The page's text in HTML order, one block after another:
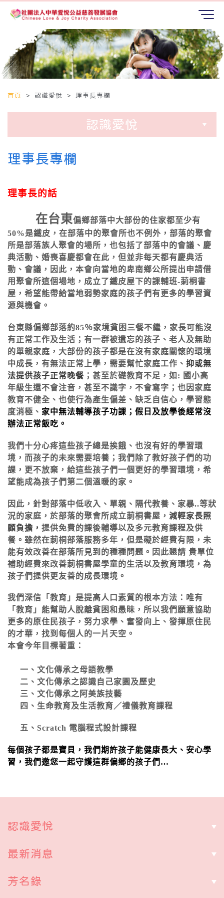
首頁 > 認識愛悅 > 理事長專欄
認識愛悅
理事長專欄
理事長的話
在台東偏鄉部落中大部份的住家都至少有
50%是鐵皮， 在部落中的聚會所也不例外 ， 部落的聚會
所是部落族人聚會的場所 ， 也包括了部落中的會議、 慶
典活動 、 婚喪喜慶都會在此，但並非每天都有慶典活
動 、 會議 ， 因此，本會向當地的卑南鄉公所提出申請借
用 聚會所這個場地 ， 成立了鐵皮屋下的課輔班-莿桐書
屋 ， 希望能帶給當地弱勢家庭的孩子們有更多的學習資
源與機會 。
台東縣偏鄉部落約85％家境貧困三餐不繼， 家長可能沒
有正常工作及生活 ；有一群被遺忘的孩子、老人及無助
的單親家庭， 大部份的孩子都是在沒有家庭關懷的環境
中成長，有無法正常上學， 需要幫忙家庭工作、 抑或無
法提供孩子正常 晚餐 ；甚至於礎教育不足，如 : 國小高
年級生還不會注音 ，甚至不識字，不會寫字； 也因 家庭
教育不健全、 也使行為產生偏差、缺乏自信心，學習態
度消極、 家中無法輔導孩子功課； 假日及放學後經常沒
辦法正常飯吃。
我們 十分心疼這些孩子總是挨餓、 也沒有好的學習環
境，而孩子的未來需要培養 ； 我們除了教好孩子們的功
課，更不放棄，給這些孩子們一個 更好的學習環境，希
望能成為孩子們第二個溫暖的家 。
因此， 針對部落中低收入 、 單親 、隔代教養、 家暴..等狀
況的家庭， 於部落的聚會所成立莿桐書屋， 減輕家長照
顧負擔， 提供免費的課後輔導以及多元教育課程及供
餐 。雖然在莿桐部落服務多年，但是礙於經費有限，未
能有效改善在部落所見到的種種問題。 因此懇請 貴單位
補助經費來改善莿桐 書屋學童的生活以及教育環境，為
孩子們提供更友善的成長環境。
我們深信「教育」是提高人口素質的根本方法：唯有
「教育」能幫助人脫離貧困和愚昧，所以我們願意協助
更多的原住民孩子，努力求學、奮發向上、發揮原住民
的才華，找到每個人的一片天空。
本會今年目標著重：
一、文化傳承之母語教學
二、文化傳承之認識自己家園及歷史
三、文化傳承之阿美族技藝
四、生命教育及生活教育／禮儀教育課程
五、Scratch 電腦程式設計課程
每個孩子都是寶貝，我們期許孩子能健康長大、 安心學
習， 我們邀您一起守護這群偏鄉的孩子們 …
認識愛悅
最新消息
芳名錄